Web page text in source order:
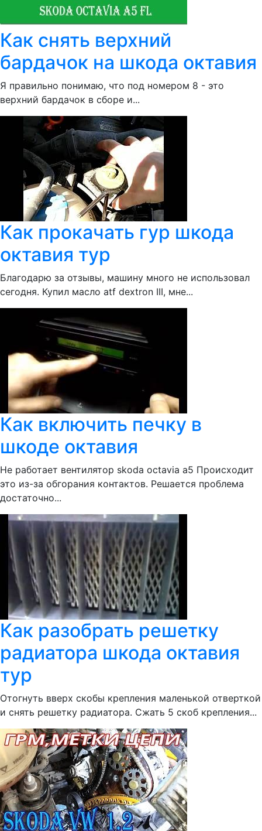
Как снять верхний
бардачок на шкода октавия
Я правильно понимаю, что под номером 8 - это
верхний бардачок в сборе и...
Как прокачать гур шкода
октавия тур
Благодарю за отзывы, машину много не использовал
сегодня. Купил масло atf dextron III, мне...
Как включить печку в
шкоде октавия
Не работает вентилятор skoda octavia a5 Происходит
это из-за обгорания контактов. Решается проблема
достаточно...
Как разобрать решетку
радиатора шкода октавия
тур
Отогнуть вверх скобы крепления маленькой отверткой
и снять решетку радиатора. Сжать 5 скоб крепления...